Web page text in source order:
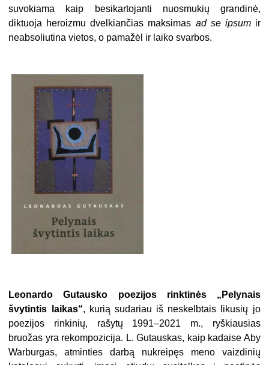
suvokiama kaip besikartojanti nuosmukių grandinė,
diktuoja heroizmu dvelkiančias maksimas ad se ipsumir
neabsoliutina vietos, o pamažėl ir laiko svarbos.
Leonardo Gutausko poezijos rinktinės „Pelynais
švytintis laikas“, kurią sudariau iš neskelbtais likusių jo
poezijos rinkinių, rašytų 1991–2021 m., ryškiausias
bruožas yra rekompozicija. L. Gutauskas, kaip kadaise Aby
Warburgas, atminties darbą nukreipęs meno vaizdinių